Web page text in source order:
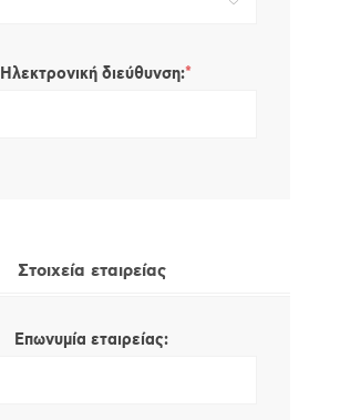
Ηλεκτρονική διεύθυνση:*
Στοιχεία εταιρείας
Επωνυμία εταιρείας: